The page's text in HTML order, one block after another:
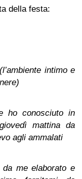
della festa:
intimo e
ho conosciuto in
mattina da
agli ammalati
me elaborato e